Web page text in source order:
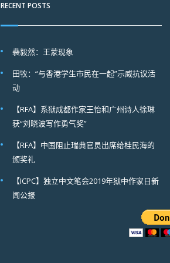
RECENT POSTS
裴毅然：王蒙现象
田牧：“与香港学生市民在一起”示威抗议活
动
【RFA】系狱成都作家王怡和广州诗人徐琳
获“刘晓波写作勇气奖”
【RFA】中国阻止瑞典官员出席给桂民海的
颁奖礼
【ICPC】独立中文笔会2019年狱中作家日新
闻公报